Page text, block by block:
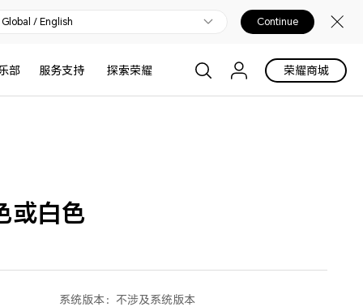
Global / English Continue
部 服务支持 探索荣耀 荣耀商城
或白色
系统版本： 不涉及系统版本